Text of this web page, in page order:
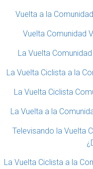
Vuelta a la
Vuelta Comunidad
La Vuelta
La Vuelta Ciclista a la
La Vuelta Ciclista
La Vuelta a la
Televisando la Vuelta
La Vuelta Ciclista a la